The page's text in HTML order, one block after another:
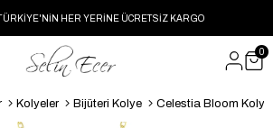
HER YERİNE ÜCRETSİZ KARGO
0
Kolyeler Bijüteri Kolye Celestia Bloom Kolye